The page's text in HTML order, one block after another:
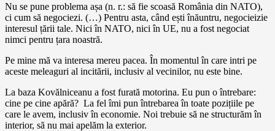
Nu se pune problema așa (n. r.: să fie scoasă România din NATO),
ci cum să negociezi. (…) Pentru asta, când ești înăuntru, negocieizie
interesul țării tale. Nici în NATO, nici în UE, nu a fost negociat
nimci pentru țara noastră.
Pe mine mă va interesa mereu pacea. În momentul în care intri pe
aceste meleaguri al incitării, inclusiv al vecinilor, nu este bine.
La baza Kovălniceanu a fost furată motorina. Eu pun o întrebare:
cine pe cine apără? La fel îmi pun întrebarea în toate pozițiile pe
care le avem, inclusiv în economie. Noi trebuie să ne structurăm în
interior, să nu mai apelăm la exterior.